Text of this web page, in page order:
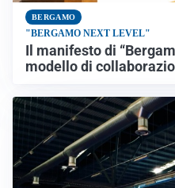
BERGAMO
"BERGAMO NEXT LEVEL"
Il manifesto di
modello di